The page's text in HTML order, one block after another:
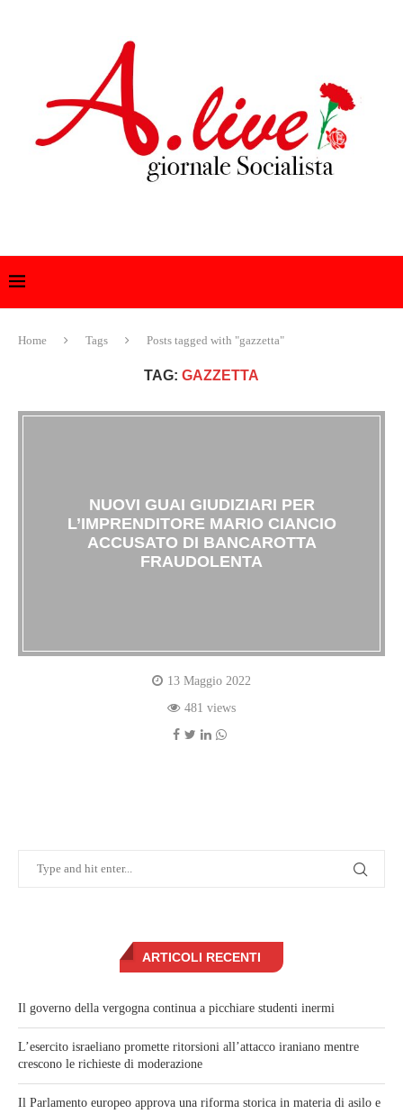
Home Tags Posts tagged with "gazzetta"
TAG: GAZZETTA
NUOVI GUAI GIUDIZIARI PER
L’IMPRENDITORE MARIO CIANCIO
ACCUSATO DI BANCAROTTA
FRAUDOLENTA
13 Maggio 2022
481 views
ARTICOLI RECENTI
Il governo della vergogna continua a picchiare studenti inermi
L’esercito israeliano promette ritorsioni all’attacco iraniano mentre
crescono le richieste di moderazione
Il Parlamento europeo approva una riforma storica in materia di asilo e